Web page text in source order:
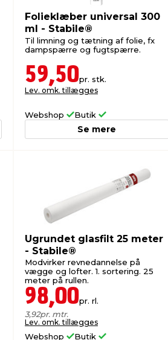
Folieklæber universal 300
ml - Stabile®
Til limning og tætning af folie, fx
dampspærre og fugtspærre.
59,50pr. stk.
Lev. omk. tillægges
Webshop Butik
Se mere
Ugrundet glasfilt 25 meter
- Stabile®
Modvirker revnedannelse på
vægge og lofter. 1. sortering. 25
meter på rullen.
98,00pr. rl.
3,92pr. mtr.
Lev. omk. tillægges
Webshop Butik